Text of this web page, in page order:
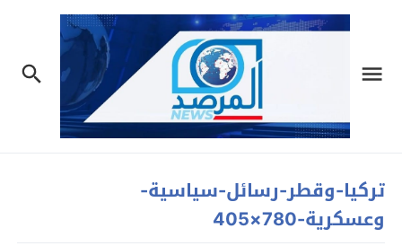
تركيا-وقطر-رسائل-سياسية-
وعسكرية-780×405